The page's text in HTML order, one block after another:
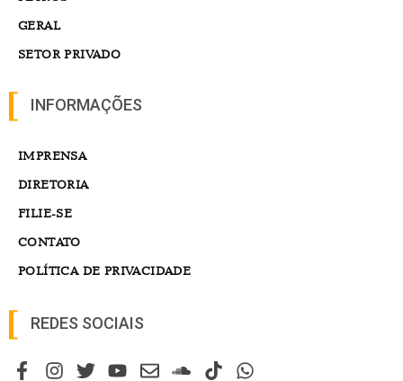
GERAL
SETOR PRIVADO
INFORMAÇÕES
IMPRENSA
DIRETORIA
FILIE-SE
CONTATO
POLÍTICA DE PRIVACIDADE
REDES SOCIAIS